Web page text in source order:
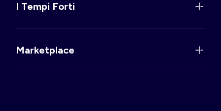
I Tempi Forti
Marketplace